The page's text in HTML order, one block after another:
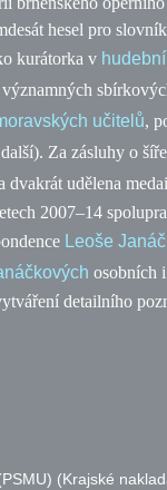
hesel pro
kurátorka v
učitelů,
Za zásluhy o
dvakrát udělena
2007–14
Leoše
osobních
detailního
(Krajské